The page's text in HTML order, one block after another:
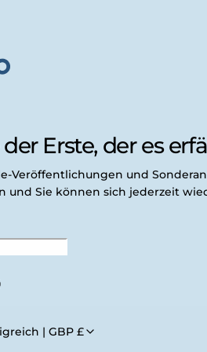
Erste, der es
Veröffentlichungen und
und Sie können sich jederzeit
Vereinigtes Königreich | GBP £